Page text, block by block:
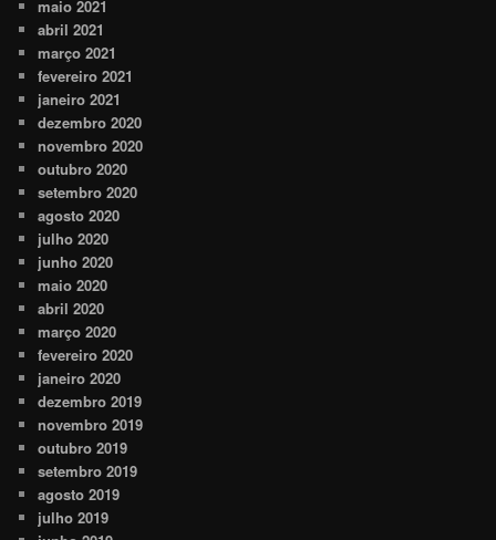
maio 2021
abril 2021
março 2021
fevereiro 2021
janeiro 2021
dezembro 2020
novembro 2020
outubro 2020
setembro 2020
agosto 2020
julho 2020
junho 2020
maio 2020
abril 2020
março 2020
fevereiro 2020
janeiro 2020
dezembro 2019
novembro 2019
outubro 2019
setembro 2019
agosto 2019
julho 2019